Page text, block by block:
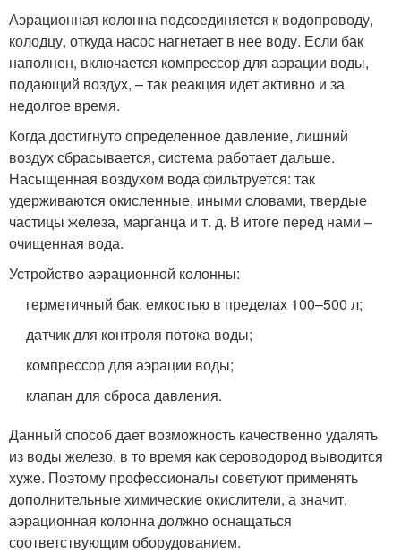
Аэрационная колонна подсоединяется к водопроводу,
колодцу, откуда насос нагнетает в нее воду. Если бак
наполнен, включается компрессор для аэрации воды,
подающий воздух, – так реакция идет активно и за
недолгое время.
Когда достигнуто определенное давление, лишний
воздух сбрасывается, система работает дальше.
Насыщенная воздухом вода фильтруется: так
удерживаются окисленные, иными словами, твердые
частицы железа, марганца и т. д. В итоге перед нами –
очищенная вода.
Устройство аэрационной колонны:
герметичный бак, емкостью в пределах 100–500 л;
датчик для контроля потока воды;
компрессор для аэрации воды;
клапан для сброса давления.
Данный способ дает возможность качественно удалять
из воды железо, в то время как сероводород выводится
хуже. Поэтому профессионалы советуют применять
дополнительные химические окислители, а значит,
аэрационная колонна должно оснащаться
соответствующим оборудованием.